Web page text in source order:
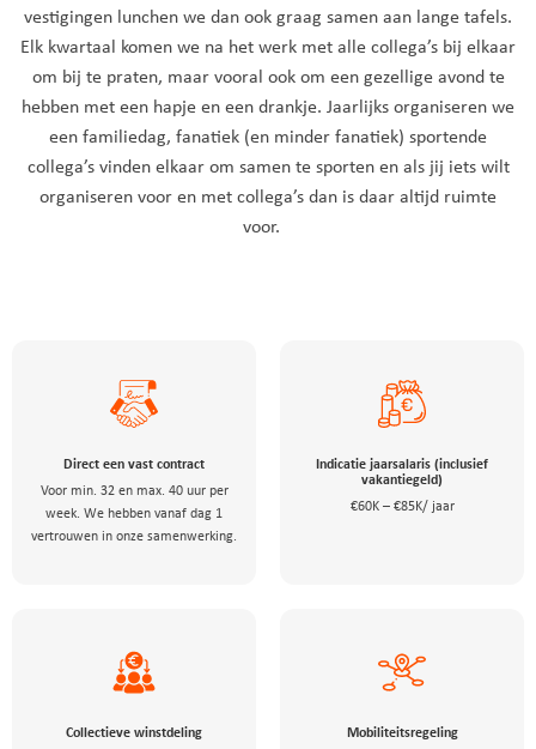
vestigingen lunchen we dan ook graag samen aan lange tafels.
Elk kwartaal komen we na het werk met alle collega’s bij elkaar
om bij te praten, maar vooral ook om een gezellige avond te
hebben met een hapje en een drankje. Jaarlijks organiseren we
een familiedag, fanatiek (en minder fanatiek) sportende
collega’s vinden elkaar om samen te sporten en als jij iets wilt
organiseren voor en met collega’s dan is daar altijd ruimte
voor.
Direct een vast contract
Voor min. 32 en max. 40 uur per
week. We hebben vanaf dag 1
vertrouwen in onze samenwerking.
Indicatie jaarsalaris (inclusief
vakantiegeld)
€60K – €85K/ jaar
Collectieve winstdeling
Mobiliteitsregeling